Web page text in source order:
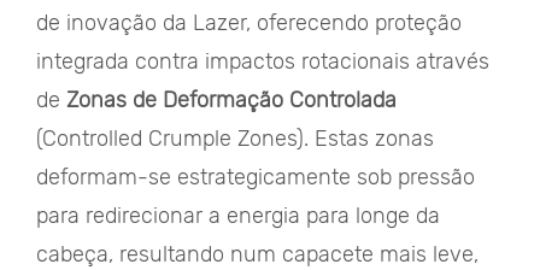
de inovação da Lazer, oferecendo proteção
integrada contra impactos rotacionais através
de Zonas de Deformação Controlada
(Controlled Crumple Zones). Estas zonas
deformam-se estrategicamente sob pressão
para redirecionar a energia para longe da
cabeça, resultando num capacete mais leve,